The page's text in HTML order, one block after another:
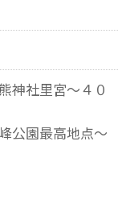
神社里宮～４０
公園最高地点～